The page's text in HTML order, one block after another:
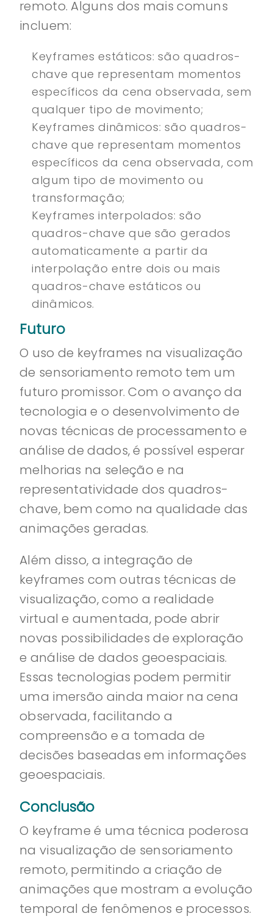
remoto. Alguns dos mais comuns
incluem:
Keyframes estáticos: são quadros-
chave que representam momentos
específicos da cena observada, sem
qualquer tipo de movimento;
Keyframes dinâmicos: são quadros-
chave que representam momentos
específicos da cena observada, com
algum tipo de movimento ou
transformação;
Keyframes interpolados: são
quadros-chave que são gerados
automaticamente a partir da
interpolação entre dois ou mais
quadros-chave estáticos ou
dinâmicos.
Futuro
O uso de keyframes na visualização
de sensoriamento remoto tem um
futuro promissor. Com o avanço da
tecnologia e o desenvolvimento de
novas técnicas de processamento e
análise de dados, é possível esperar
melhorias na seleção e na
representatividade dos quadros-
chave, bem como na qualidade das
animações geradas.
Além disso, a integração de
keyframes com outras técnicas de
visualização, como a realidade
virtual e aumentada, pode abrir
novas possibilidades de exploração
e análise de dados geoespaciais.
Essas tecnologias podem permitir
uma imersão ainda maior na cena
observada, facilitando a
compreensão e a tomada de
decisões baseadas em informações
geoespaciais.
Conclusão
O keyframe é uma técnica poderosa
na visualização de sensoriamento
remoto, permitindo a criação de
animações que mostram a evolução
temporal de fenômenos e processos.